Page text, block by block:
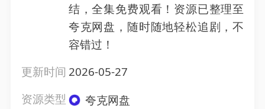
结，全集免费观看！资源已整理至
夸克网盘，随时随地轻松追剧，不
容错过！
更新时间 2026-05-27
资源类型
夸克网盘